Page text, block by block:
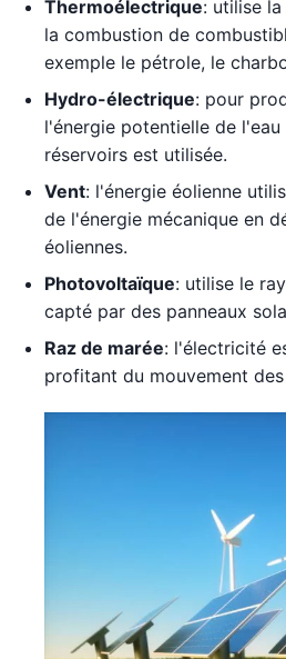
Thermoélectrique: utilise
la combustion de
exemple le pétrole, le
Hydro-électrique: pour
l'énergie potentielle de
réservoirs est utilisée.
Vent: l'énergie éolienne
de l'énergie mécanique en
éoliennes.
Photovoltaïque: utilise le
capté par des panneaux
Raz de marée: l'électricité
profitant du mouvement des